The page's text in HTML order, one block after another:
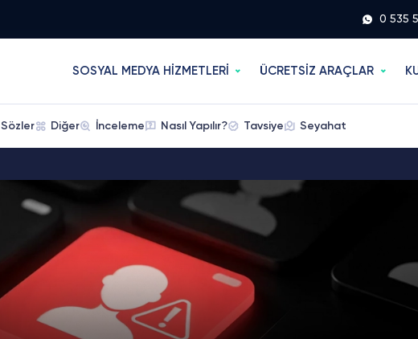
0 535
SOSYAL MEDYA HİZMETLERİ ÜCRETSİZ ARAÇLAR
Sözler Diğer İnceleme Nasıl Yapılır? Tavsiye Seyahat